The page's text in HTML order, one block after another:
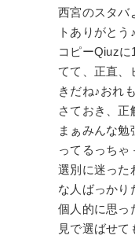
西宮のスタバ
トありがとう
コピーQiuz
てて、正直、
きだね♪おれ
さておき、
まぁみんな勉
ってるっちゃ
選別に迷った
な人ばっかり
個人的に思
見で選ばせて